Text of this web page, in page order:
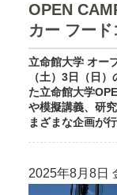
OPEN
カー フード
立命館大学 オー
（土）3日（日
た立命館大学
や模擬講義、研
まざまな企画が
2025年8月8日